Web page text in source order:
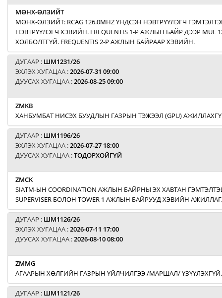
МӨНХ-ӨЛЗИЙТ
МӨНХ-ӨЛЗИЙТ: RCAG 126.0MHZ ҮНДСЭН НЭВТРҮҮЛЭГЧ
НЭВТРҮҮЛЭГЧ ХЭВИЙН. FREQUENTIS 1-Р АЖЛЫН БАЙР ДЭЭР MUL
ХОЛБОЛТГҮЙ. FREQUENTIS 2-Р АЖЛЫН БАЙРААР ХЭВИЙН.
ДУГААР : ШМ1231/26
ЭХЛЭХ ХУГАЦАА :2026-07-31 09:00
ДУУСАХ ХУГАЦАА :2026-08-25 09:00
ZMKB
ХАНБУМБАТ НИСЭХ БУУДЛЫН ГАЗРЫН ТЭЖЭЭЛ (GPU)
ДУГААР : ШМ1196/26
ЭХЛЭХ ХУГАЦАА :2026-07-27 18:00
ДУУСАХ ХУГАЦАА :ТОДОРХОЙГҮЙ
ZMCK
SIATM-ЫН COORDINATION АЖЛЫН БАЙРНЫ ЭХ ХАВТАН
SUPERVISER БОЛОН TOWER 1 АЖЛЫН БАЙРУУД ХЭВИЙН
ДУГААР : ШМ1126/26
ЭХЛЭХ ХУГАЦАА :2026-07-11 17:00
ДУУСАХ ХУГАЦАА :2026-08-10 08:00
ZMMG
АГААРЫН ХӨЛГИЙН ГАЗРЫН ҮЙЛЧИЛГЭЭ /МАРШАЛ/ ҮЗҮҮЛЭХГҮЙ.
ДУГААР : ШМ1121/26